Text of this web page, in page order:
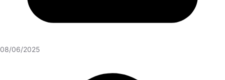
08/06/2025